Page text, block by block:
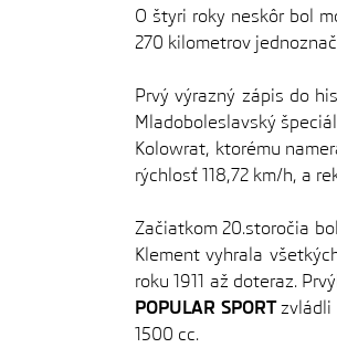
O štyri roky neskôr bol
270 kilometrov
Prvý výrazný zápis do
Mladoboleslavský
Kolowrat, ktorému
rýchlosť 118,72 km/h, a
Začiatkom 20.storočia
Klement vyhrala
roku 1911 až doteraz.
POPULAR SPORTzvládli
1500 cc.